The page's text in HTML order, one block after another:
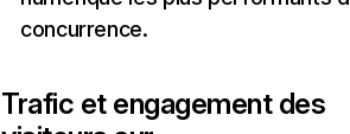
concurrence.
Trafic et engagement des